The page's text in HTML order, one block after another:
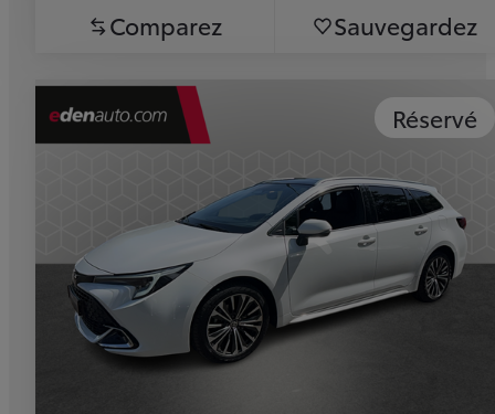
Comparez Sauvegardez
Réservé